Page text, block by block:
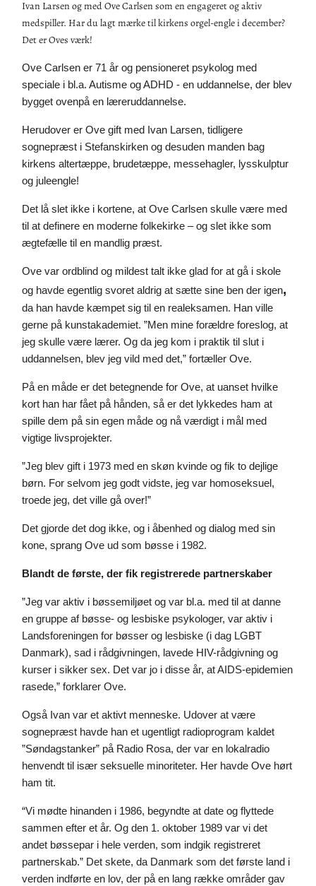
Ivan Larsen og med Ove Carlsen som en engageret og aktiv
medspiller. Har du lagt mærke til kirkens orgel-engle i december?
Det er Oves værk!
Ove Carlsen er 71 år og pensioneret psykolog med
speciale i bl.a. Autisme og ADHD - en uddannelse, der blev
bygget ovenpå en læreruddannelse.
Herudover er Ove gift med Ivan Larsen, tidligere
sognepræst i Stefanskirken og desuden manden bag
kirkens altertæppe, brudetæppe, messehagler, lysskulptur
og juleengle!
Det lå slet ikke i kortene, at Ove Carlsen skulle være med
til at definere en moderne folkekirke – og slet ikke som
ægtefælle til en mandlig præst.
Ove var ordblind og mildest talt ikke glad for at gå i skole
og havde egentlig svoret aldrig at sætte sine ben der igen,
da han havde kæmpet sig til en realeksamen. Han ville
gerne på kunstakademiet. ”Men mine forældre foreslog, at
jeg skulle være lærer. Og da jeg kom i praktik til slut i
uddannelsen, blev jeg vild med det,” fortæller Ove.
På en måde er det betegnende for Ove, at uanset hvilke
kort han har fået på hånden, så er det lykkedes ham at
spille dem på sin egen måde og nå værdigt i mål med
vigtige livsprojekter.
”Jeg blev gift i 1973 med en skøn kvinde og fik to dejlige
børn. For selvom jeg godt vidste, jeg var homoseksuel,
troede jeg, det ville gå over!”
Det gjorde det dog ikke, og i åbenhed og dialog med sin
kone, sprang Ove ud som bøsse i 1982.
Blandt de første, der fik registrerede partnerskaber
”Jeg var aktiv i bøssemiljøet og var bl.a. med til at danne
en gruppe af bøsse- og lesbiske psykologer, var aktiv i
Landsforeningen for bøsser og lesbiske (i dag LGBT
Danmark), sad i rådgivningen, lavede HIV-rådgivning og
kurser i sikker sex. Det var jo i disse år, at AIDS-epidemien
rasede,” forklarer Ove.
Også Ivan var et aktivt menneske. Udover at være
sognepræst havde han et ugentligt radioprogram kaldet
”Søndagstanker” på Radio Rosa, der var en lokalradio
henvendt til især seksuelle minoriteter. Her havde Ove hørt
ham tit.
“Vi mødte hinanden i 1986, begyndte at date og flyttede
sammen efter et år. Og den 1. oktober 1989 var vi det
andet bøssepar i hele verden, som indgik registreret
partnerskab.” Det skete, da Danmark som det første land i
verden indførte en lov, der på en lang række områder gav